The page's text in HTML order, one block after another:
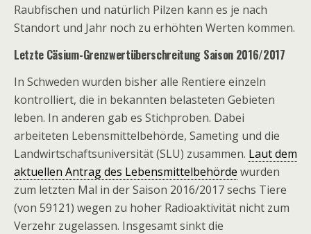
Raubfischen und natürlich Pilzen kann es je nach
Standort und Jahr noch zu erhöhten Werten kommen.
Letzte Cäsium-Grenzwertüberschreitung Saison 2016/2017
In Schweden wurden bisher alle Rentiere einzeln
kontrolliert, die in bekannten belasteten Gebieten
leben. In anderen gab es Stichproben. Dabei
arbeiteten Lebensmittelbehörde, Sameting und die
Landwirtschaftsuniversität (SLU) zusammen. Laut dem
aktuellen Antrag des Lebensmittelbehörde wurden
zum letzten Mal in der Saison 2016/2017 sechs Tiere
(von 59121) wegen zu hoher Radioaktivität nicht zum
Verzehr zugelassen. Insgesamt sinkt die